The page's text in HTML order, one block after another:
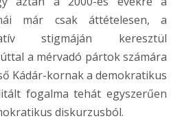
már csak áttételesen, a
stigmáján keresztül
a mérvadó pártok számára
Kádár-kornak a demokratikus
fogalma tehát egyszerűen
diskurzusból.